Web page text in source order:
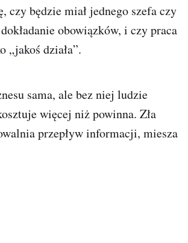
będzie miał jednego szefa czy
obowiązków, i czy praca
„jakoś działa”.
sama, ale bez niej ludzie
więcej niż powinna. Zła
przepływ informacji, miesza